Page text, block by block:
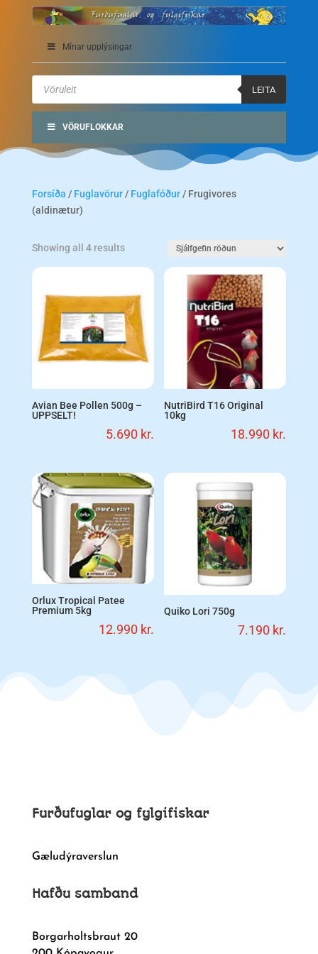
Mínar upplýsingar
Products
search
LEITA
VÖRUFLOKKAR
Forsíða / Fuglavörur/ Fuglafóður/ Frugivores
(aldinætur)
Showing all 4 results
Avian Bee Pollen 500g –
UPPSELT!
5.690 kr.
NutriBird T16 Original
10kg
18.990 kr.
Orlux Tropical Patee
Premium 5kg
12.990 kr.
Quiko Lori 750g
7.190 kr.
Furðufuglar og fylgifiskar
Gæludýraverslun
Hafðu samband
Borgarholtsbraut 20